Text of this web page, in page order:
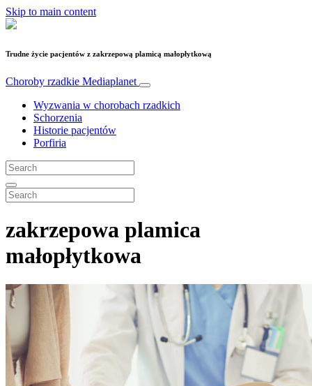
Skip to main content
Trudne życie pacjentów z zakrzepową plamicą małopłytkową
Choroby rzadkie Mediaplanet
Wyzwania w chorobach rzadkich
Schorzenia
Historie pacjentów
Porfiria
zakrzepowa plamica
małopłytkowa